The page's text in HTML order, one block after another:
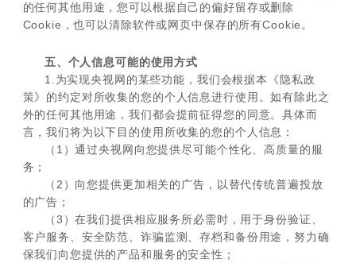
的任何其他用途，您可以根据自己的偏好留存或删除
Cookie，也可以清除软件或网页中保存的所有Cookie。
五、个人信息可能的使用方式
1.为实现央视网的某些功能，我们会根据本《隐私政
策》的约定对所收集的您的个人信息进行使用。如有除此之
外的任何其他用途，我们都会提前征得您的同意。具体而
言，我们将为以下目的使用所收集的您的个人信息：
（1）通过央视网向您提供尽可能个性化、高质量的服
务；
（2）向您提供更加相关的广告，以替代传统普遍投放
的广告；
（3）在我们提供相应服务所必需时，用于身份验证、
客户服务、安全防范、诈骗监测、存档和备份用途，努力确
保我们向您提供的产品和服务的安全性；